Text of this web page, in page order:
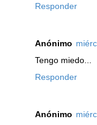
Responder
Anónimo
Tengo miedo...
Responder
Anónimo